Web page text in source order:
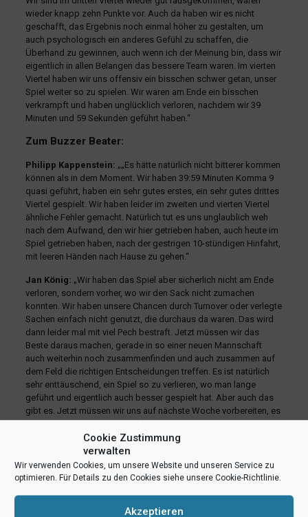
Cookie Zustimmung
verwalten
Wir verwenden Cookies, um unsere Website und unseren Service zu
optimieren. Für Details zu den Cookies siehe unsere Cookie-Richtlinie.
Akzeptieren
wieder knapp zehn Punkte vor. Auch da haben wir es nicht
geschafft, das Ergebnis noch einmal höher zu gestalten, um
auch psychologisch ein anderes Gefühl zu schaffen, die
Überhand zu gewinnen, auch wenn ich der Meinung bin, dass wir
eigentlich in allen Belangen das bessere Team waren. Im vierten
Viertel haben wir uns offensiv ein bisschen schwer getan, unser
Spiel weiter so zu spielen. Wir waren am Ende ein bisschen
verkrampft und haben unglücklich verloren, nachdem wir 39
Minuten und 59 Sekunden geführt haben.“
Zum Buzzer Beater:
Philipp Kappenstein: „„Es hätte natürlich nicht bitterer kommen
können als in dem Moment. Wir haben 39:59 Minuten Komma 9
quasi geführt, haben ein sehr gutes erstes, ein sehr gutes drittes
Viertel gespielt. Wir haben leider im zweiten und vierten Viertel
ähnliche Fehler gemacht. Natürlich tut es uns unglaublich weh
nach dem Aufwand, den wir hier getrieben haben, auch heute im
Spiel getrieben haben, nach der gestrigen 10-stündigen Hinfahrt,
mit leeren Händen nach Hause zu gehen.“
Jan König: „Wir haben das Spiel aber sicherlich nicht am Ende
verloren, sondern vorher, wo wir den Sack nicht zumachen
konnten. Wir haben unsere Chancen durch Turnover oder verlegte
Sachen einfach nicht genutzt, die durchaus da waren. Das wird
dann leider mal mit viel Pech bestraft. Jetzt müssen wir das
Beste daraus machen, gerade in so einer neuen Mannschaft
auch weiterhin noch zusammenfinden und auch zusammen auf
dem Feld die richtigen Entscheidungen treffen. Es ist natürlich
sehr enttäuschend, ein Spiel so zu verlieren, wo man lange
geführt und eigentlich auch besser gespielt hat. Aber auch das
gibt es. Jetzt müssen wir uns auf nächste Woche vorbereiten, es
besser machen und ein Spiel haben, wo alles zusammenläuft bei
Zu nächsten Schritten:
Philipp Kappenstein:„Zusammenfassend muss man sagen,
dass wir die Wut, die wir gerade haben, mitnehmen müssen ins
nächste Spiel. Ganz klar ist, wir müssen uns weiter deutlich